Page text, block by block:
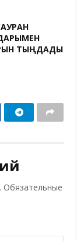
ТЫҢДАДЫ
Обязательные